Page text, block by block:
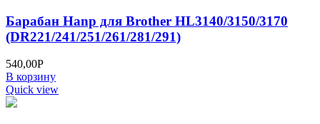
Барабан Hanp для Brother HL3140/3150/3170
(DR221/241/251/261/281/291)
540,00Р
В корзину
Quick view